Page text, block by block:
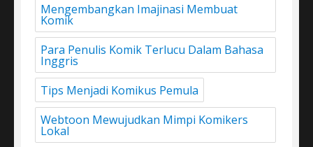
Mengembangkan Imajinasi Membuat
Komik
Para Penulis Komik Terlucu Dalam Bahasa
Inggris
Tips Menjadi Komikus Pemula
Webtoon Mewujudkan Mimpi Komikers
Lokal